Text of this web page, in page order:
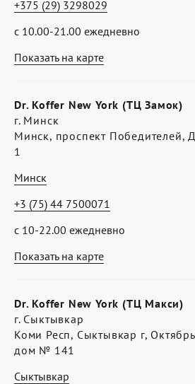
Показать на карте
с 10.00-21.00 ежедневно
+375 (29) 3298029
Показать на карте
Dr. Koffer New York (ТЦ Замок)
г. Минск
Минск, проспект Победителей,
1
Минск
с 10-22.00 ежедневно
+3 (75) 44 7500071
Dr. Koffer New York (ТЦ Макси)
г. Сыктывкар
Коми Респ, Сыктывкар г,
дом № 141
Сыктывкар